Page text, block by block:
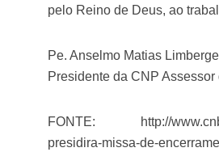
pelo Reino de Deus, ao
Pe. Anselmo Matias
Presidente da CNP Assessor
FONTE: http://
presidira-missa-de-